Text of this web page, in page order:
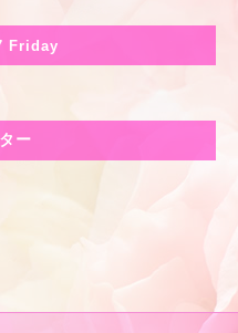
Friday
ー